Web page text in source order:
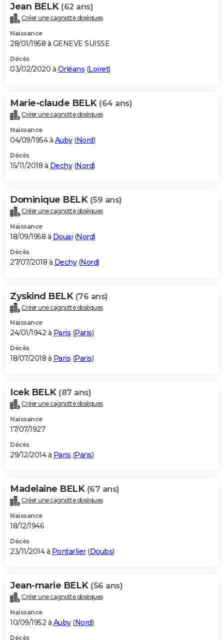
Carte de Noël
Carte Bonne année
Carte Saint-Valentin
Carte Pâques
Carte d'anniversaire
DICTIONNAIRE
Dictionnaire
Biographies
Citations
Expressions
Proverbes
PROGRAMME TV
S'inscrire
Se connecter
Lycées
Collèges
Primaires
Universités
Entreprises
Service militaire
Avis de recherche
AVIS DE DÉCÈS
Bricolage
Lifestyle
Culture
Sport
Auto
Television
Voyage
Cinema
Jean BELK (62 ans)
Créer une cagnotte obsèques
Naissance
28/01/1958 à GENEVE SUISSE
Décès
03/02/2020 à Orléans (Loiret)
Marie-claude BELK (64 ans)
Créer une cagnotte obsèques
Naissance
04/09/1954 à Auby(Nord)
Décès
15/11/2018 à Dechy(Nord)
Dominique BELK (59 ans)
Créer une cagnotte obsèques
Naissance
18/09/1958 à Douai (Nord)
Décès
27/07/2018 à Dechy(Nord)
Zyskind BELK (76 ans)
Créer une cagnotte obsèques
Naissance
24/01/1942 à Paris (Paris)
Décès
18/07/2018 à Paris (Paris)
Icek BELK (87 ans)
Créer une cagnotte obsèques
Naissance
17/07/1927
Décès
29/12/2014 à Paris (Paris)
Madelaine BELK (67 ans)
Créer une cagnotte obsèques
Naissance
18/12/1946
Décès
23/11/2014 à Pontarlier(Doubs)
Jean-marie BELK (56 ans)
Créer une cagnotte obsèques
Naissance
10/09/1952 à Auby(Nord)
Décès